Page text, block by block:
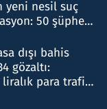
yeni nesil suç
50 şüpheli
dışı bahis
gözaltı:
liralık para trafiği